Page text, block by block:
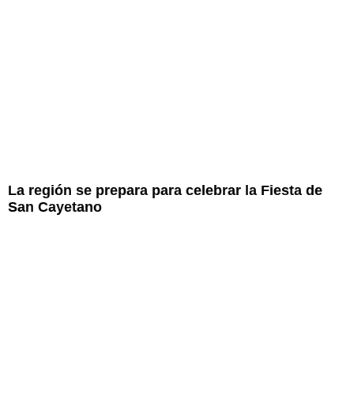
La región se prepara para celebrar la Fiesta de
San Cayetano